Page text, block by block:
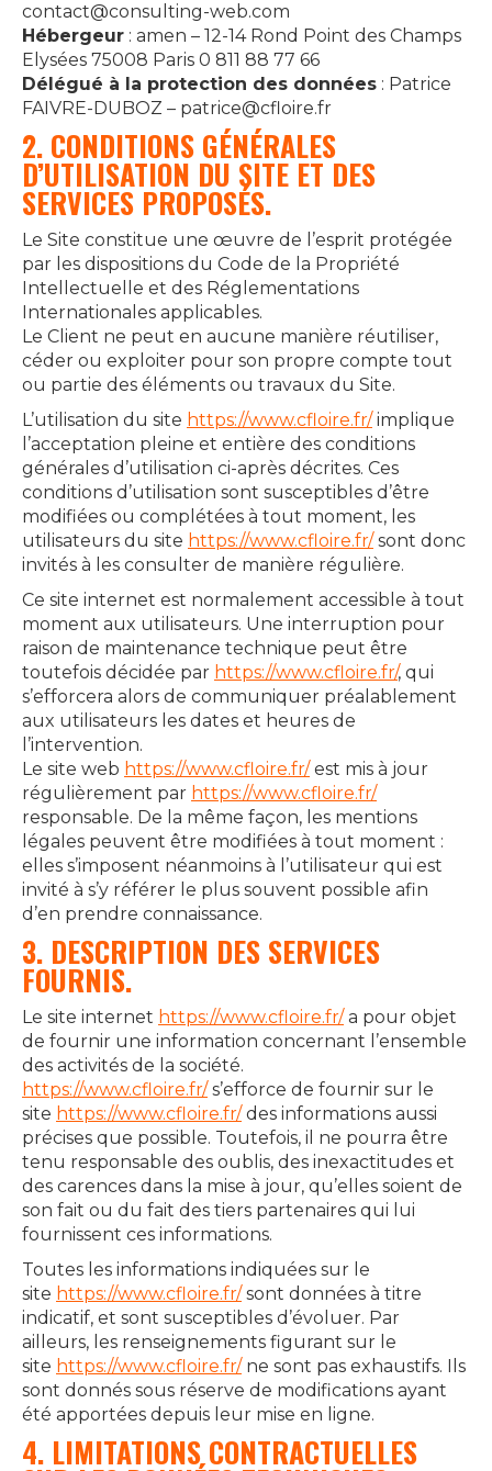
contact@consulting-web.com
Hébergeur : amen – 12-14 Rond Point des Champs
Elysées 75008 Paris 0 811 88 77 66
Délégué à la protection des données : Patrice
FAIVRE-DUBOZ – patrice@cfloire.fr
2. CONDITIONS GÉNÉRALES
D’UTILISATION DU SITE ET DES
SERVICES PROPOSÉS.
Le Site constitue une œuvre de l’esprit protégée
par les dispositions du Code de la Propriété
Intellectuelle et des Réglementations
Internationales applicables.
Le Client ne peut en aucune manière réutiliser,
céder ou exploiter pour son propre compte tout
ou partie des éléments ou travaux du Site.
L’utilisation du site https://www.cfloire.fr/implique
l’acceptation pleine et entière des conditions
générales d’utilisation ci-après décrites. Ces
conditions d’utilisation sont susceptibles d’être
modifiées ou complétées à tout moment, les
utilisateurs du site https://www.cfloire.fr/sont donc
invités à les consulter de manière régulière.
Ce site internet est normalement accessible à tout
moment aux utilisateurs. Une interruption pour
raison de maintenance technique peut être
toutefois décidée par https://www.cfloire.fr/, qui
s’efforcera alors de communiquer préalablement
aux utilisateurs les dates et heures de
l’intervention.
Le site web https://www.cfloire.fr/est mis à jour
régulièrement par https://www.cfloire.fr/
responsable. De la même façon, les mentions
légales peuvent être modifiées à tout moment :
elles s’imposent néanmoins à l’utilisateur qui est
invité à s’y référer le plus souvent possible afin
d’en prendre connaissance.
3. DESCRIPTION DES SERVICES
FOURNIS.
Le site internet https://www.cfloire.fr/a pour objet
de fournir une information concernant l’ensemble
des activités de la société.
https://www.cfloire.fr/s’efforce de fournir sur le
site https://www.cfloire.fr/des informations aussi
précises que possible. Toutefois, il ne pourra être
tenu responsable des oublis, des inexactitudes et
des carences dans la mise à jour, qu’elles soient de
son fait ou du fait des tiers partenaires qui lui
fournissent ces informations.
Toutes les informations indiquées sur le
site https://www.cfloire.fr/sont données à titre
indicatif, et sont susceptibles d’évoluer. Par
ailleurs, les renseignements figurant sur le
site https://www.cfloire.fr/ne sont pas exhaustifs. Ils
sont donnés sous réserve de modifications ayant
été apportées depuis leur mise en ligne.
4. LIMITATIONS CONTRACTUELLES